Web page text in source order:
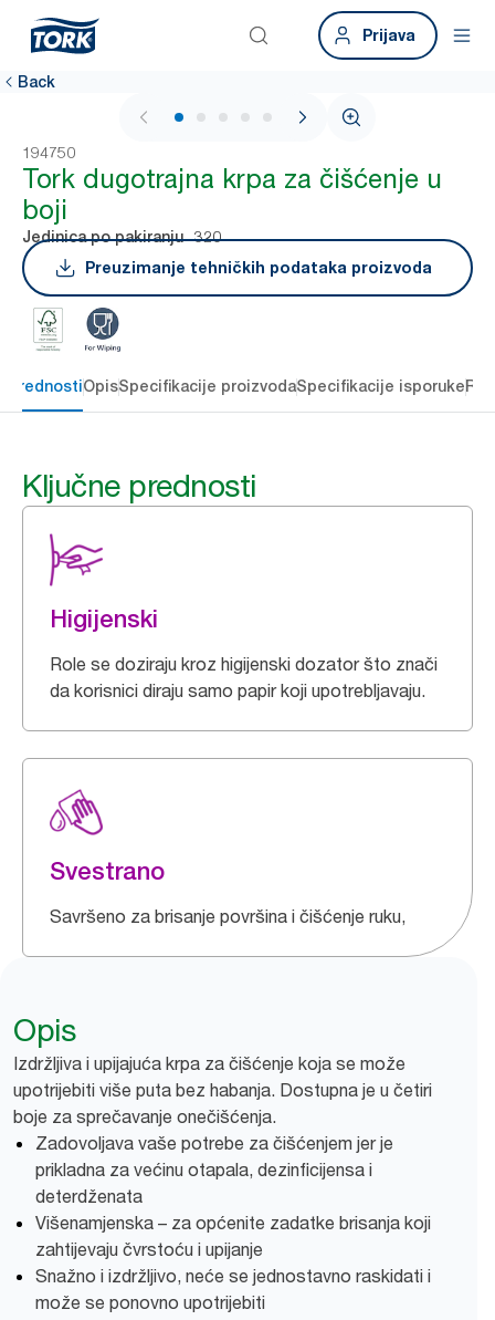
Prijava
Back
1 / 5
194750
Tork dugotrajna krpa za čišćenje u
boji
Jedinica po pakiranju
320
Preuzimanje tehničkih podataka proizvoda
prednostiOpisSpecifikacije proizvodaSpecifikacije isporuke
Ključne prednosti
Higijenski
Role se doziraju kroz higijenski dozator što znači
da korisnici diraju samo papir koji upotrebljavaju.
Svestrano
Savršeno za brisanje površina i čišćenje ruku,
Opis
Izdržljiva i upijajuća krpa za čišćenje koja se može
upotrijebiti više puta bez habanja. Dostupna je u četiri
boje za sprečavanje onečišćenja.
Zadovoljava vaše potrebe za čišćenjem jer je
prikladna za većinu otapala, dezinficijensa i
deterdženata
Višenamjenska – za općenite zadatke brisanja koji
zahtijevaju čvrstoću i upijanje
Snažno i izdržljivo, neće se jednostavno raskidati i
može se ponovno upotrijebiti